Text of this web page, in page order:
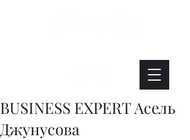
BUSINESS EXPERT Асель
Джунусова